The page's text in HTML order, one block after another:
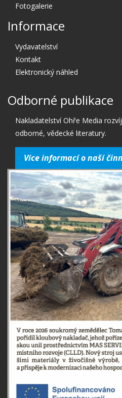
Fotogalerie
Informace
Vydavatelství
Kontakt
Elektronický náhled
Odborné publikace
Nakladatelství Ohře Media
odborné, vědecké literatury.
Více informací o naší